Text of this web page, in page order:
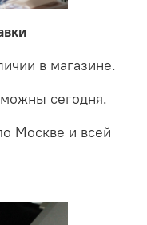
освещения.
в магазине.
сегодня.
Москве и всей